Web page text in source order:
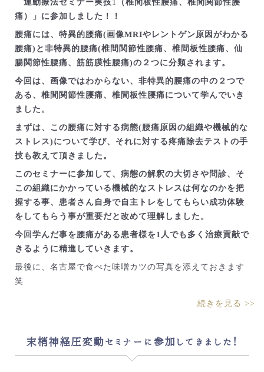
運動療法セミナー実技1 （椎間板性腰痛、椎間関節性腰
痛）」に参加しました！！
腰痛には、特異的腰痛(画像MRIやレントゲン原因がわかる
腰痛)と非特異的腰痛(椎間関節性腰痛、椎間板性腰痛、仙
腸関節性腰痛、筋筋膜性腰痛)の２つに分類されます。
今回は、画像ではわからない、非特異的腰痛の中の２つで
ある、椎間関節性腰痛、椎間板性腰痛について学んでいき
ました。
まずは、この腰痛に対する病態(腰痛原因の組織や機械的な
ストレス)について学び、それに対する疼痛除去テストの手
技も教えて頂きました。
このセミナーに参加して、病態の解釈の大切さや問診、そ
この組織にかかっている機械的なストレスは何なのかを把
握する事、患者さん自身で自主トレをしてもらい成功体験
をしてもらう事が重要だと改めて理解しました。
今回学んだ事を腰痛がある患者様を1人でも多く治療貢献で
きるように精進していきます。
最後に、名古屋で食べた味噌カツの写真を添えておきます
笑
続きを見る >>
末梢神経圧変動セミナーに参加してきました！